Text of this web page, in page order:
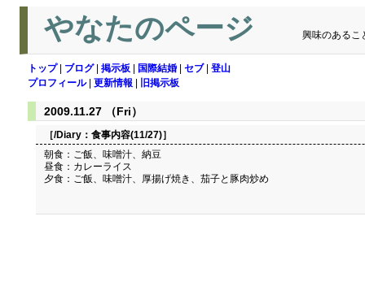
やなたのページ 興味のあるこ
トップ| ブログ| 掲示板 国際結婚 セブ| 登山
プロフィール| 更新情報 旧掲示板
2009.11.27 （Fri）
［/Diary： 食事内容(11/27)］
朝食：ご飯、味噌汁、納豆
昼食：カレーライス
夕食：ご飯、味噌汁、厚揚げ焼き、茄子と豚肉炒め